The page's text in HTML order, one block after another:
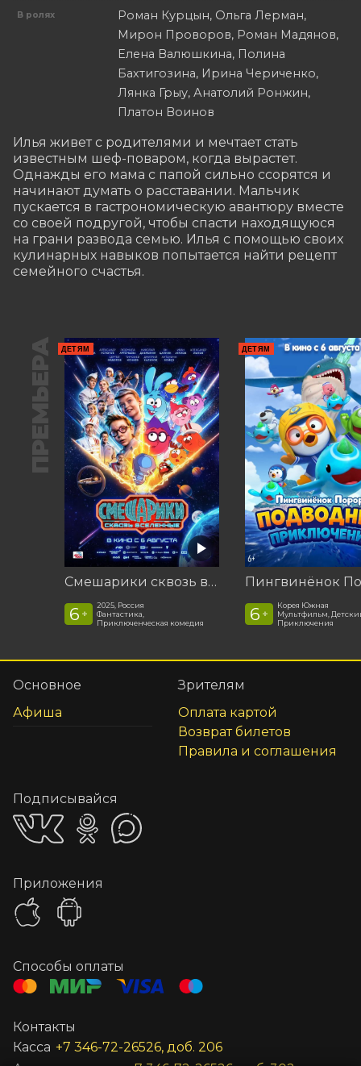
В ролях
Роман Курцын, Ольга Лерман,
Мирон Проворов, Роман Мадянов,
Елена Валюшкина, Полина
Бахтигозина, Ирина Чериченко,
Лянка Грыу, Анатолий Ронжин,
Платон Воинов
Илья живет с родителями и мечтает стать
известным шеф-поваром, когда вырастет.
Однажды его мама с папой сильно ссорятся и
начинают думать о расставании. Мальчик
пускается в гастрономическую авантюру вместе
со своей подругой, чтобы спасти находящуюся
на грани развода семью. Илья с помощью своих
кулинарных навыков попытается найти рецепт
семейного счастья.
ПРЕМЬЕРА ДЕТЯМ
Смешарики сквозь вселенные
6 +
2025, Россия
Фантастика,
Приключенческая комедия
ДЕТЯМ
6 +
Корея Южная
Мультфильм,
Приключения
Основное
Афиша
Зрителям
Оплата картой
Возврат билетов
Правила и соглашения
Подписывайся
Приложения
Способы оплаты
Контакты
Касса +7 346-72-26526, доб. 206